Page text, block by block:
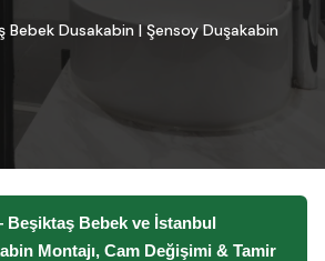
Bebek Dusakabin | Şensoy Duşakabin
Bebek ve İstanbul
Montajı, Cam Değişimi & Tamir